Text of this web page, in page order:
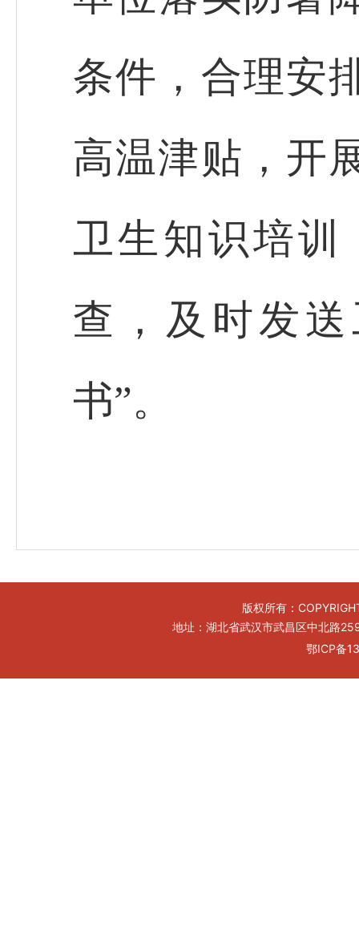
条件，合理安
高温津贴，开
卫生知识培
查，及时发
书”。
版权所有：
地址：湖北省武汉市武昌区中北
鄂ICP备